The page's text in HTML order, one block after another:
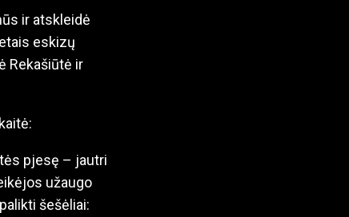
ir atskleidė
eskizų
Rekašiūtė ir
pjesę – jautri
užaugo
šešėliai: